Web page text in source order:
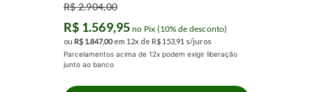
R$2.904,00
R$ 1.569,95 no Pix (10% de desconto)
ou R$ 1.84700 em 12x de R$ 153 91 s/juros
Parcelamentos acima de 12x podem exigir liberação
junto ao banco